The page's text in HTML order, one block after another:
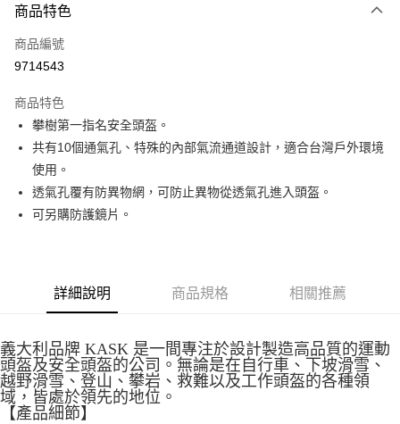
3 期 0 利率 每期
合作金庫商業銀行
上海商業儲蓄銀行
臺灣中小企業銀行
匯豐（台灣）商業銀行
聯邦商業銀行
遠東國際商業銀行
元大商業銀行
玉山商業銀行
星展（台灣）商業銀行
台灣樂天信用卡公司
超商取貨付款
LINE Pay
Apple Pay
ATM付款
運送方式
全家取貨付款
每筆NT$60，滿NT$490(含以上)免運費
每筆NT$60，滿NT$490(含以上)免運費
付款後7-11取貨
每筆NT$60，滿NT$490(含以上)免運費
商品特色
商品編號
9714543
商品特色
攀樹第一指名安全頭盔。
共有10個通氣孔、特殊的內部氣流通​道設計，適合台灣戶外環境
使用。
透氣孔覆有防異物網，可防止異物從透氣孔進入頭盔。
可另購防護鏡片。
詳細說明 商品規格 相關推薦
義大利品牌 KASK 是一間專注於設計製造高品質的運動
頭盔及安全頭盔的公司。無論是在自行車、下坡滑雪 、
越野滑雪、登山、攀岩、救難以及工作頭盔的各種領
域，皆處於領先的地位。
【產品細節】